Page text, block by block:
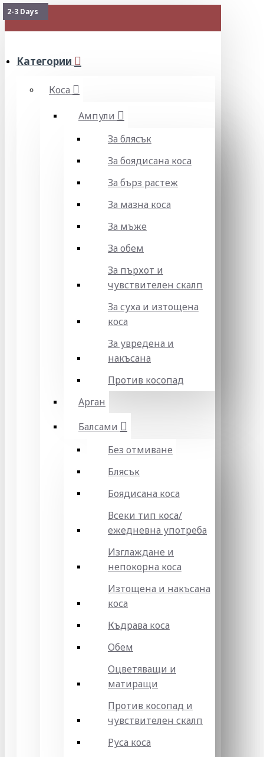
МЕНЮ
Категории
Коса
Ампули
За блясък
За боядисана коса
За бърз растеж
За мазна коса
За мъже
За обем
За пърхот и
чувствителен скалп
За суха и изтощена
коса
За увредена и
накъсана
Против косопад
Арган
Балсами
Без отмиване
Блясък
Боядисана коса
Всеки тип коса/
ежедневна употреба
Изглаждане и
непокорна коса
Изтощена и накъсана
коса
Къдрава коса
Обем
Оцветяващи и
матиращи
Против косопад и
чувствителен скалп
Руса коса
2-3 Days
Изчерпан
Изчерпан
Изчерпан
Наличен
2-3 Days
2-3 Days